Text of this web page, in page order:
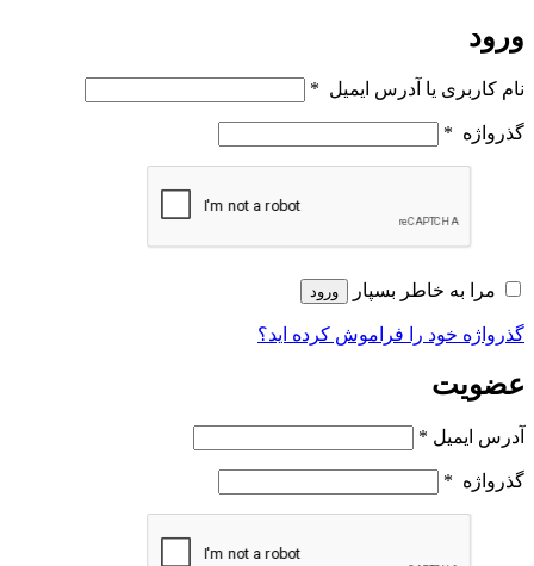
ورود
نام کاربری یا آدرس ایمیل *
گذرواژه *
مرا به خاطر بسپار ورود
گذرواژه خود را فراموش کرده اید؟
عضویت
آدرس ایمیل *
گذرواژه *